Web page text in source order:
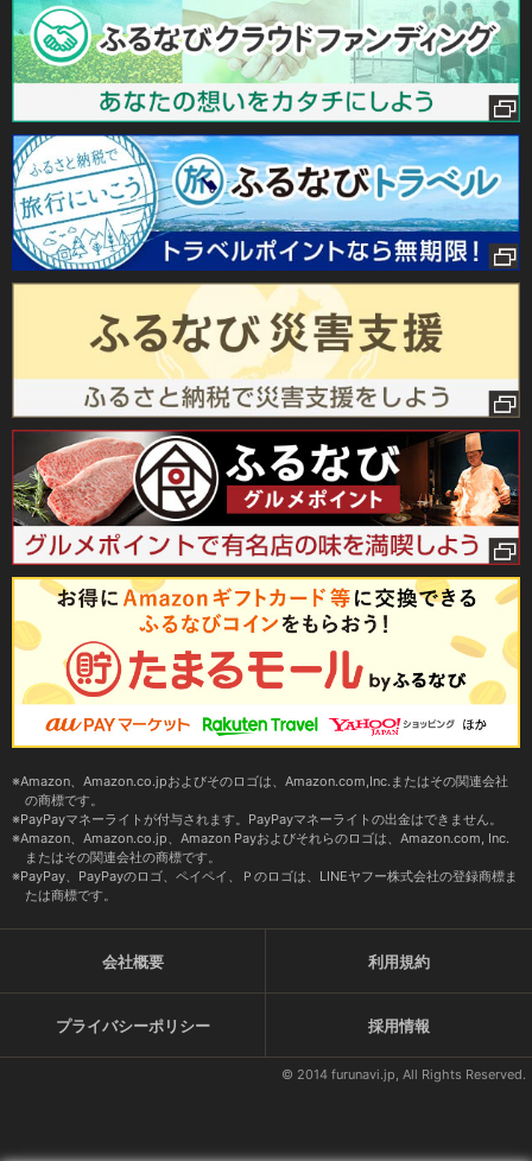
Amazon、Amazon.co.jpおよびそのロゴは、Amazon.com,Inc.またはその関連会社
の商標です。
PayPayマネーライトが付与されます。PayPayマネーライトの出金はできません。
Amazon、Amazon.co.jp、Amazon Payおよびそれらのロゴは、Amazon.com, Inc.
またはその関連会社の商標です。
PayPay、PayPayのロゴ、ペイペイ、Ｐのロゴは、LINEヤフー株式会社の登録商標ま
たは商標です。
会社概要 利用規約
プライバシーポリシー 採用情報
© 2014 furunavi.jp, All Rights Reserved.